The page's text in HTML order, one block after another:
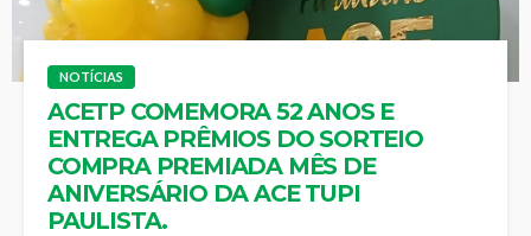
NOTÍCIAS
ACETP COMEMORA 52 ANOS E
ENTREGA PRÊMIOS DO SORTEIO
COMPRA PREMIADA MÊS DE
ANIVERSÁRIO DA ACE TUPI
PAULISTA.